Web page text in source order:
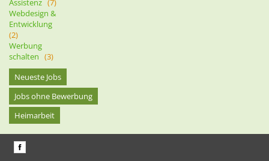
Assistenz (7)
Webdesign &
Entwicklung
(2)
Werbung
schalten (3)
Neueste Jobs
Jobs ohne Bewerbung
Heimarbeit